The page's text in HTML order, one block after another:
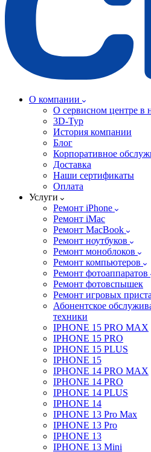
О компании
О сервисном центре в
3D-Тур
История компании
Блог
Корпоративное
Доставка
Наши сертификаты
Оплата
Услуги
Ремонт iPhone
Ремонт iMac
Ремонт MacBook
Ремонт ноутбуков
Ремонт моноблоков
Ремонт компьютеров
Ремонт фотоаппаратов
Ремонт фотовспышек
Ремонт игровых
Абонентское
техники
IPHONE 15 PRO MAX
IPHONE 15 PRO
IPHONE 15 PLUS
IPHONE 15
IPHONE 14 PRO MAX
IPHONE 14 PRO
IPHONE 14 PLUS
IPHONE 14
IPHONE 13 Pro Max
IPHONE 13 Pro
IPHONE 13
IPHONE 13 Mini